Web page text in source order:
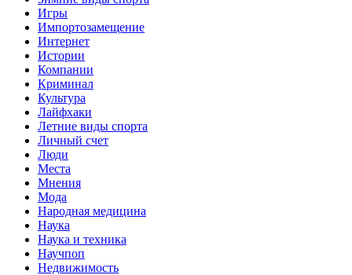
Игры
Импортозамещение
Интернет
Истории
Компании
Криминал
Культура
Лайфхаки
Летние виды спорта
Личный счет
Люди
Места
Мнения
Мода
Народная медицина
Наука
Наука и техника
Научпоп
Недвижимость